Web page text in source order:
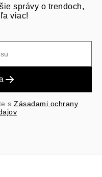
správy o trendoch,
viac!
sZásadami ochrany